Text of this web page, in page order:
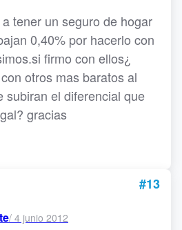
tener un seguro de hogar
0,40% por hacerlo con
firmo con ellos¿
otros mas baratos al
subiran el diferencial que
gracias
#13
/ 4 junio 2012